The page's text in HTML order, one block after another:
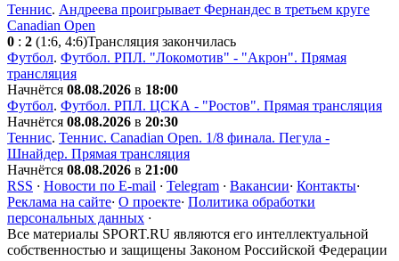
Теннис. Андреева проигрывает Фернандес в третьем круге
Canadian Open
0 : 2 (1:6, 4:6)Трансляция закончилась
Футбол. Футбол. РПЛ. "Локомотив" - "Акрон". Прямая
трансляция
Начнётся 08.08.2026 в 18:00
Футбол. Футбол. РПЛ. ЦСКА - "Ростов". Прямая трансляция
Начнётся 08.08.2026 в 20:30
Теннис. Теннис. Canadian Open. 1/8 финала. Пегула -
Шнайдер. Прямая трансляция
Начнётся 08.08.2026 в 21:00
RSS · Новости по E-mail · Telegram · Вакансии· Контакты·
Реклама на сайте· О проекте· Политика обработки
персональных данных ·
Все материалы SPORT.RU являются его интеллектуальной
собственностью и защищены Законом Российской Федерации